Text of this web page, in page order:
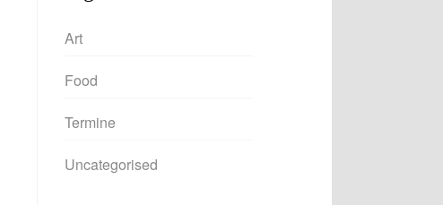
Art
Food
Termine
Uncategorised